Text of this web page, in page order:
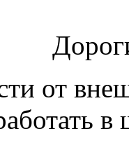
от